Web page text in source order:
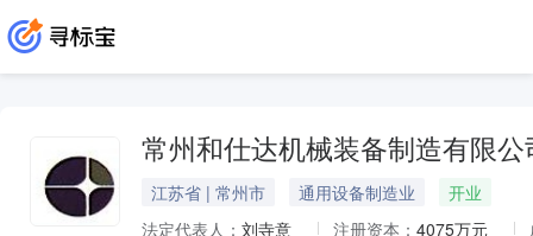
常州和仕达机械装备制造有限公
江苏省 | 常州市 通用设备制造业
开业
法定代表人： 刘寺意 注册资本： 4075万元